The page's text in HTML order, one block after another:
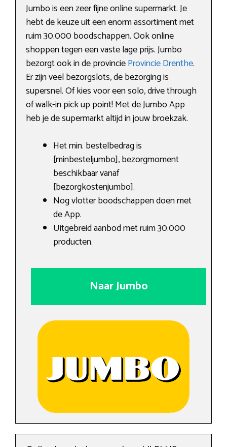
Jumbo is een zeer fijne online supermarkt. Je
hebt de keuze uit een enorm assortiment met
ruim 30.000 boodschappen. Ook online
shoppen tegen een vaste lage prijs. Jumbo
bezorgt ook in de provincieProvincie Drenthe.
Er zijn veel bezorgslots, de bezorging is
supersnel. Of kies voor een solo, drive through
of walk-in pick up point! Met de Jumbo App
heb je de supermarkt altijd in jouw broekzak.
Het min. bestelbedrag is
[minbesteljumbo], bezorgmoment
beschikbaar vanaf
[bezorgkostenjumbo].
Nog vlotter boodschappen doen met
de App.
Uitgebreid aanbod met ruim 30.000
producten.
Naar Jumbo